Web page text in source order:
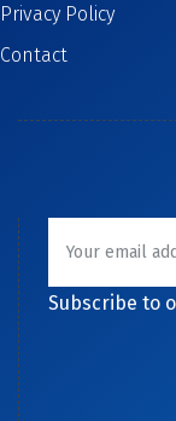
Privacy Policy
Contact
Subscribe to